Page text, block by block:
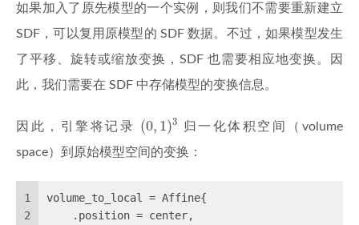
如果加入了原先模型的一个实例，则我们不需要重新建立
SDF，可以复用原模型的 SDF 数据。不过，如果模型发生
了平移、旋转或缩放变换，SDF 也需要相应地变换。因
此，我们需要在 SDF 中存储模型的变换信息。
因此，引擎将记录 (0, 1)3
(0 1)3
归一化体积空间（volume
space）到原始模型空间的变换：
1
2
volume_to_local = Affine{
    .position = center,